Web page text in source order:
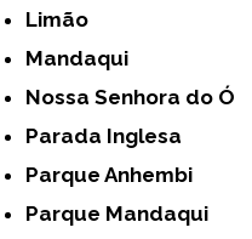
Limão
Mandaqui
Nossa Senhora do Ó
Parada Inglesa
Parque Anhembi
Parque Mandaqui